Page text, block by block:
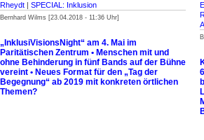
Rheydt | SPECIAL: Inklusion
Bernhard Wilms [23.04.2018 - 11:36 Uhr]
„InklusiVisionsNight“ am 4. Mai im
Paritätischen Zentrum • Menschen mit und
ohne Behinderung in fünf Bands auf der Bühne
vereint • Neues Format für den „Tag der
Begegnung“ ab 2019 mit konkreten örtlichen
Themen?